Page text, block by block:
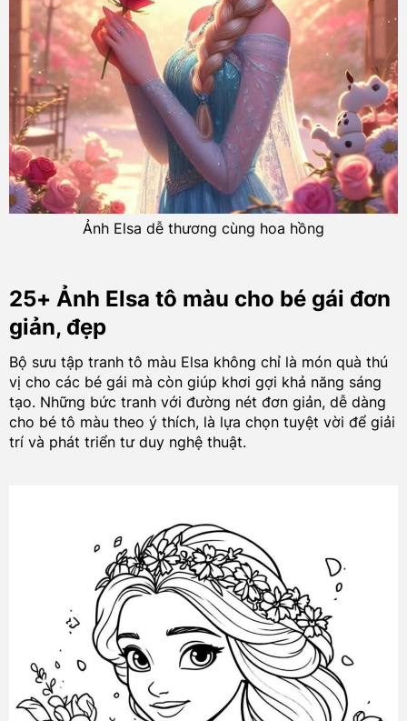
Ảnh Elsa dễ thương cùng hoa hồng
25+ Ảnh Elsa tô màu cho bé gái đơn
giản, đẹp
Bộ sưu tập tranh tô màu Elsa không chỉ là món quà thú
vị cho các bé gái mà còn giúp khơi gợi khả năng sáng
tạo. Những bức tranh với đường nét đơn giản, dễ dàng
cho bé tô màu theo ý thích, là lựa chọn tuyệt vời để giải
trí và phát triển tư duy nghệ thuật.